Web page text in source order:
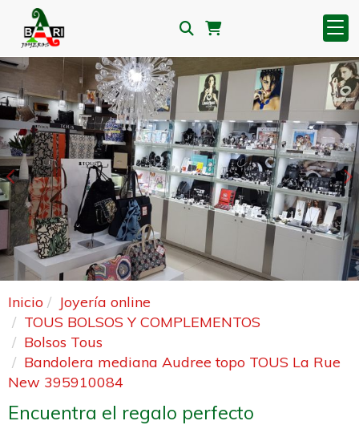
Anterior
Inicio
Joyería online
TOUS BOLSOS Y COMPLEMENTOS
Bolsos Tous
Bandolera mediana Audree topo TOUS La Rue
New 395910084
Encuentra el regalo perfecto